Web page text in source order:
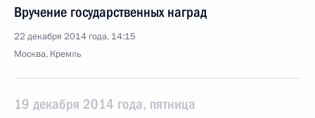
Вручение государственных наград
22 декабря 2014 года, 14:15
Москва, Кремль
19 декабря 2014 года, пятница